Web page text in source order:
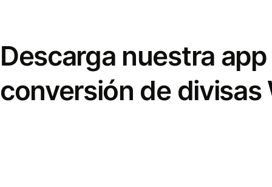
Descarga nuestra
conversión de divisas